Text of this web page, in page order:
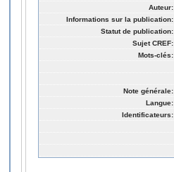
Auteur:
Informations sur la publication:
Statut de publication:
Sujet CREF:
Mots-clés:
Note générale:
Langue:
Identificateurs: